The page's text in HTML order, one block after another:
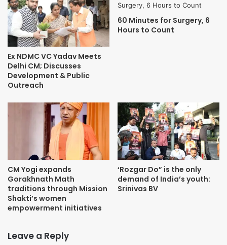
Ex NDMC VC Yadav Meets
Delhi CM; Discusses
Development & Public
Outreach
60 Minutes for Surgery, 6
Hours to Count
CM Yogi expands
Gorakhnath Math
traditions through Mission
Shakti’s women
empowerment initiatives
‘Rozgar Do” is the only
demand of India’s youth:
Srinivas BV
Leave a Reply